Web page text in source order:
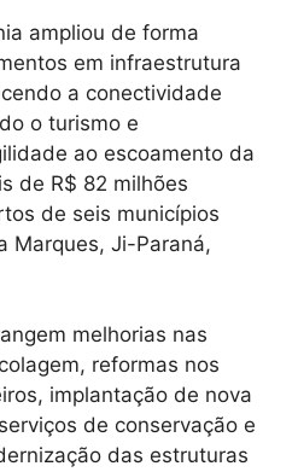
ampliou de forma
em infraestrutura
a conectividade
o turismo e
ao escoamento da
de R$ 82 milhões
de seis municípios
Marques, Ji-Paraná,
melhorias nas
reformas nos
implantação de nova
de conservação e
das estruturas